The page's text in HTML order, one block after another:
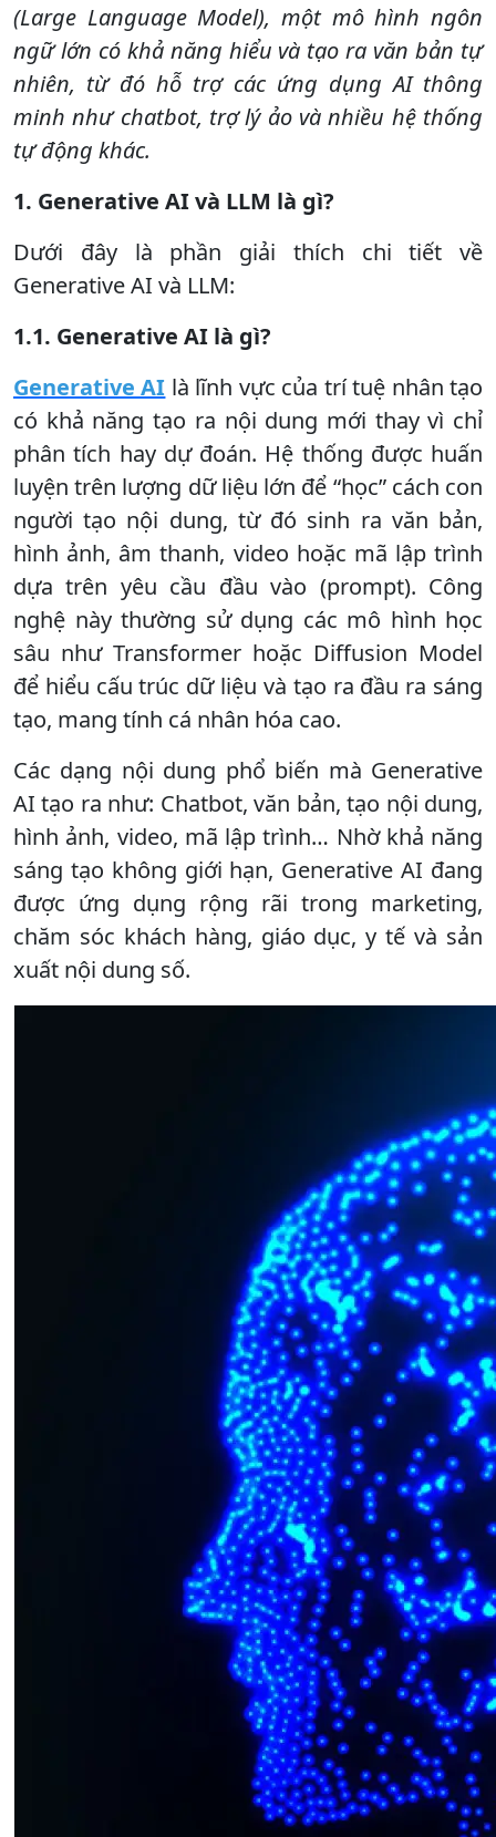
(Large Language Model), một mô hình ngôn
ngữ lớn có khả năng hiểu và tạo ra văn bản tự
nhiên, từ đó hỗ trợ các ứng dụng AI thông
minh như chatbot, trợ lý ảo và nhiều hệ thống
tự động khác.
1. Generative AI và LLM là gì?
Dưới đây là phần giải thích chi tiết về
Generative AI và LLM:
1.1. Generative AI là gì?
Generative AI là lĩnh vực của trí tuệ nhân tạo
có khả năng tạo ra nội dung mới thay vì chỉ
phân tích hay dự đoán. Hệ thống được huấn
luyện trên lượng dữ liệu lớn để “học” cách con
người tạo nội dung, từ đó sinh ra văn bản,
hình ảnh, âm thanh, video hoặc mã lập trình
dựa trên yêu cầu đầu vào (prompt). Công
nghệ này thường sử dụng các mô hình học
sâu như Transformer hoặc Diffusion Model
để hiểu cấu trúc dữ liệu và tạo ra đầu ra sáng
tạo, mang tính cá nhân hóa cao.
Các dạng nội dung phổ biến mà Generative
AI tạo ra như: Chatbot, văn bản, tạo nội dung,
hình ảnh, video, mã lập trình… Nhờ khả năng
sáng tạo không giới hạn, Generative AI đang
được ứng dụng rộng rãi trong marketing,
chăm sóc khách hàng, giáo dục, y tế và sản
xuất nội dung số.